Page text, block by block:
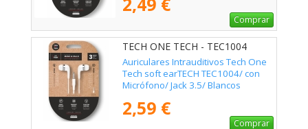
Comprar
TECH ONE TECH - TEC1004
Auriculares Intrauditivos Tech One
Tech soft earTECH TEC1004/ con
Micrófono/ Jack 3.5/ Blancos
2,59 €
Comprar